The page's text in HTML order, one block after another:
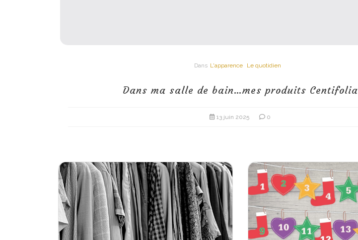
Dans L'apparence Le quotidien
Dans ma salle de bain…mes produits Centifolia
13 juin 2025 0